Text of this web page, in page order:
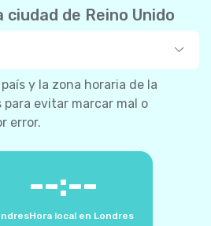
de Reino Unido
y la zona horaria de la
evitar marcar mal o
error.
--:--
Hora local en Londres